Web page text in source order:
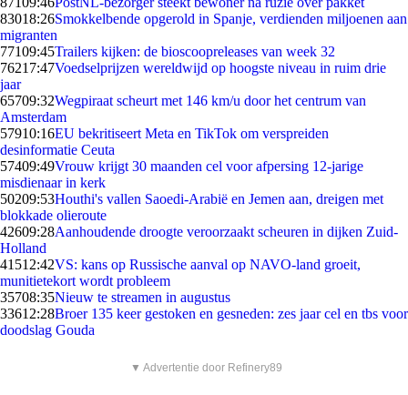
83018:26Smokkelbende opgerold in Spanje, verdienden miljoenen aan
migranten
77109:45Trailers kijken: de bioscoopreleases van week 32
76217:47Voedselprijzen wereldwijd op hoogste niveau in ruim drie
jaar
65709:32Wegpiraat scheurt met 146 km/u door het centrum van
Amsterdam
57910:16EU bekritiseert Meta en TikTok om verspreiden
desinformatie Ceuta
57409:49Vrouw krijgt 30 maanden cel voor afpersing 12-jarige
misdienaar in kerk
50209:53Houthi's vallen Saoedi-Arabië en Jemen aan, dreigen met
blokkade olieroute
42609:28Aanhoudende droogte veroorzaakt scheuren in dijken Zuid-
Holland
41512:42VS: kans op Russische aanval op NAVO-land groeit,
munitietekort wordt probleem
35708:35Nieuw te streamen in augustus
33612:28Broer 135 keer gestoken en gesneden: zes jaar cel en tbs voor
doodslag Gouda
▼ Advertentie door Refinery89